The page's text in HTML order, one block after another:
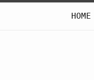
HOME